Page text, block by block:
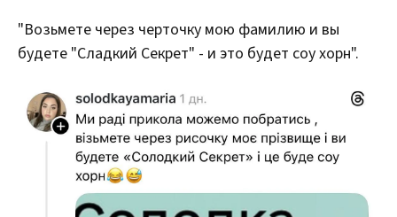
"Возьмете через черточку мою фамилию и вы
будете "Сладкий Секрет" - и это будет соу хорн".